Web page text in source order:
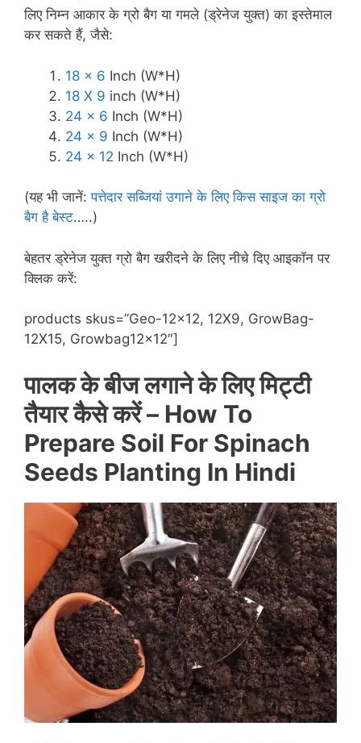
लिए निम्न आकार के ग्रो बैग या गमले (ड्रेनेज युक्त) का इस्तेमाल
कर सकते हैं, जैसे:
18 x 6 Inch (W*H)
18 X 9 inch (W*H)
24 x 6 Inch (W*H)
24 x 9 Inch (W*H)
24 x 12 Inch (W*H)
(यह भी जानें:पत्तेदार सब्जियां उगाने के लिए किस साइज का ग्रो
बैग है बेस्ट…..)
बेहतर ड्रेनेज युक्त ग्रो बैग खरीदने के लिए नीचे दिए आइकॉन पर
क्लिक करें:
products skus=”Geo-12×12, 12X9, GrowBag-
12X15, Growbag12x12″]
पालक के बीज लगाने के लिए मिट्टी
तैयारकैसेकरें– How To
Prepare Soil For Spinach
Seeds Planting In Hindi